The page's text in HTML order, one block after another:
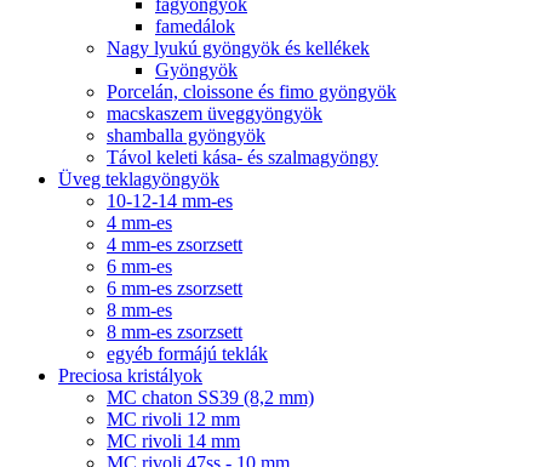
fagyöngyök
famedálok
Nagy lyukú gyöngyök és kellékek
Gyöngyök
Porcelán, cloissone és fimo gyöngyök
macskaszem üveggyöngyök
shamballa gyöngyök
Távol keleti kása- és szalmagyöngy
Üveg teklagyöngyök
10-12-14 mm-es
4 mm-es
4 mm-es zsorzsett
6 mm-es
6 mm-es zsorzsett
8 mm-es
8 mm-es zsorzsett
egyéb formájú teklák
Preciosa kristályok
MC chaton SS39 (8,2 mm)
MC rivoli 12 mm
MC rivoli 14 mm